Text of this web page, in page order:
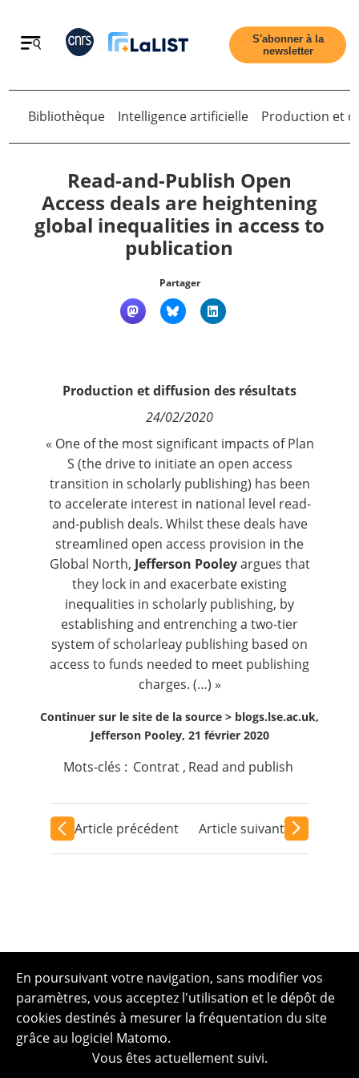
Retour
Accueil
Qui sommes nous ?
S'abonner à la
newsletter
Retour
Bibliothèque Intelligence artificielle Production et
Read-and-Publish Open
Access deals are heightening
global inequalities in access to
publication
Partager
Production et diffusion des résultats
24/02/2020
« One of the most significant impacts of Plan
S (the drive to initiate an open access
transition in scholarly publishing) has been
to accelerate interest in national level read-
and-publish deals. Whilst these deals have
streamlined open access provision in the
Global North, Jefferson Pooleyargues that
they lock in and exacerbate existing
inequalities in scholarly publishing, by
establishing and entrenching a two-tier
system of scholarleay publishing based on
access to funds needed to meet publishing
charges. (…) »
Continuer sur le site de la source > blogs.lse.ac.uk,
Jefferson Pooley, 21 février 2020
Mots-clés : Contrat , Read and publish
Article précédent Article suivant
En poursuivant votre navigation, sans modifier vos
paramètres, vous acceptez l'utilisation et le dépôt de
cookies destinés à mesurer la fréquentation du site
grâce au logiciel Matomo.
Vous êtes actuellement suivi.